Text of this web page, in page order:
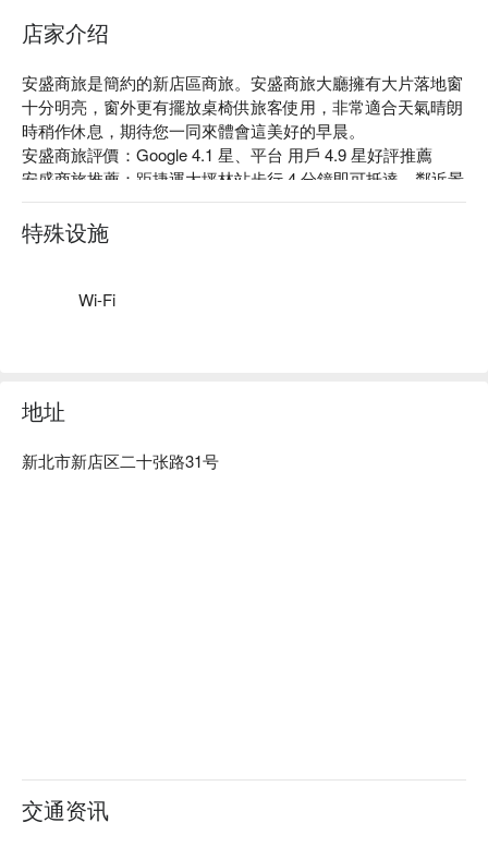
店家介绍
安盛商旅是簡約的新店區商旅。安盛商旅大廳擁有大片落地窗
十分明亮，窗外更有擺放桌椅供旅客使用，非常適合天氣晴朗
時稍作休息，期待您一同來體會這美好的早晨。
安盛商旅評價：Google 4.1 星、平台 用戶 4.9 星好評推薦
安盛商旅推薦：距捷運大坪林站步行 4 分鐘即可抵達，鄰近景
美夜市。館內房型多樣，客房擺設簡單大方，交通便利，是商
務旅客的最佳選擇。
安盛商旅優惠、安盛商旅住宿方案、安盛商旅休息方案立刻查
特殊设施
Wi-Fi
地址
新北市新店区二十张路31号
交通资讯